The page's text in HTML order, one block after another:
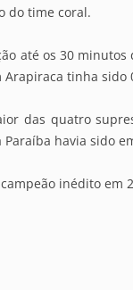
do time coral.
até os 30
tinha sido
das quatro
havia sido
inédito em